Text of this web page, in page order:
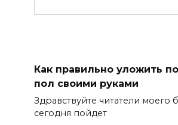
Как правильно уложить
пол своими руками
Здравствуйте читатели моего
сегодня пойдет